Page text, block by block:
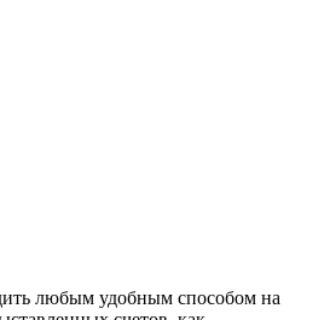
любым удобным способом на